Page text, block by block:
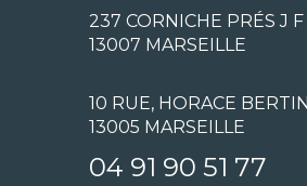
237 CORNICHE PRÉS J
13007 MARSEILLE
10 RUE, HORACE BERTIN
13005 MARSEILLE
04 91 90 51 77